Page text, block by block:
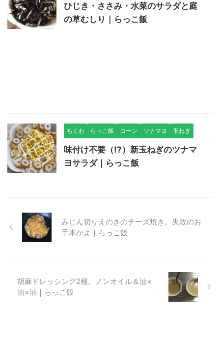
ひじき・ささみ・水菜のサラダと庭
の草むしり｜らっこ飯
ちくわ らっこ飯 コーン ツナマヨ 玉ねぎ
味付け不要（!?）新玉ねぎのツナマ
ヨサラダ｜らっこ飯
みじん切りえのきのチーズ焼き。失敗のお
手本かよ｜らっこ飯
胡麻ドレッシング2種。ノンオイル＆油×
油×油｜らっこ飯